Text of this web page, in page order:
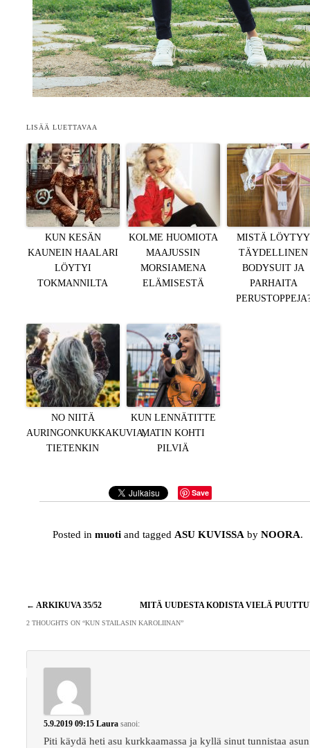
LISÄÄ LUETTAVAA
KUN KESÄN
KAUNEIN HAALARI
LÖYTYI
TOKMANNILTA
KOLME HUOMIOTA
MAAJUSSIN
MORSIAMENA
ELÄMISESTÄ
MISTÄ LÖYTYY
TÄYDELLINEN
BODYSUIT JA
PARHAITA
NO NIITÄ
AURINGONKUKKAKUVIA,
TIETENKIN
KUN LENNÄTITTE
MATIN KOHTI
PILVIÄ
Save
Posted inmuoti and tagged ASU KUVISSA byNOORA.
Artikkelien
selaus
← ARKIKUVA 35/52 MITÄ UUDESTA KODISTA VIELÄ
2 THOUGHTS ON “KUN STAILASIN KAROLIINAN”
5.9.2019 09:15 Laura sanoi:
Piti käydä heti asu kurkkaamassa ja kyllä sinut tunnistaa asun